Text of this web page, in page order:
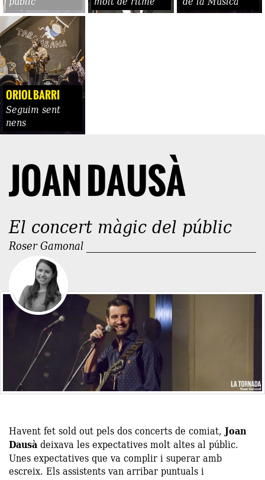
ORIOL BARRI
Seguim sent
nens
JOAN DAUSÀ
El concert màgic del públic
Roser Gamonal
Havent fet sold out pels dos concerts de comiat,Joan
Dausàdeixava les expectatives molt altes al públic.
Unes expectatives que va complir i superar amb
escreix. Els assistents van arribar puntuals i